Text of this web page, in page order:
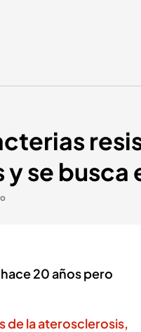
se busca
20 años pero
de la aterosclerosis,